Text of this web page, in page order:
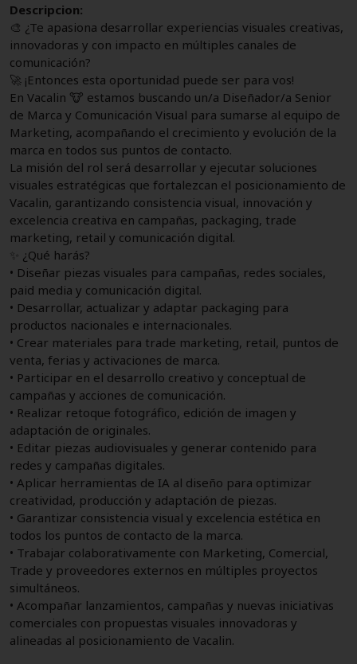
Descripcion:
🎨 ¿Te apasiona desarrollar experiencias visuales creativas,
innovadoras y con impacto en múltiples canales de
comunicación?
🚀 ¡Entonces esta oportunidad puede ser para vos!
En Vacalin 🐮 estamos buscando un/a Diseñador/a Senior
de Marca y Comunicación Visual para sumarse al equipo de
Marketing, acompañando el crecimiento y evolución de la
marca en todos sus puntos de contacto.
La misión del rol será desarrollar y ejecutar soluciones
visuales estratégicas que fortalezcan el posicionamiento de
Vacalin, garantizando consistencia visual, innovación y
excelencia creativa en campañas, packaging, trade
marketing, retail y comunicación digital.
✨ ¿Qué harás?
• Diseñar piezas visuales para campañas, redes sociales,
paid media y comunicación digital.
• Desarrollar, actualizar y adaptar packaging para
productos nacionales e internacionales.
• Crear materiales para trade marketing, retail, puntos de
venta, ferias y activaciones de marca.
• Participar en el desarrollo creativo y conceptual de
campañas y acciones de comunicación.
• Realizar retoque fotográfico, edición de imagen y
adaptación de originales.
• Editar piezas audiovisuales y generar contenido para
redes y campañas digitales.
• Aplicar herramientas de IA al diseño para optimizar
creatividad, producción y adaptación de piezas.
• Garantizar consistencia visual y excelencia estética en
todos los puntos de contacto de la marca.
• Trabajar colaborativamente con Marketing, Comercial,
Trade y proveedores externos en múltiples proyectos
simultáneos.
• Acompañar lanzamientos, campañas y nuevas iniciativas
comerciales con propuestas visuales innovadoras y
alineadas al posicionamiento de Vacalin.